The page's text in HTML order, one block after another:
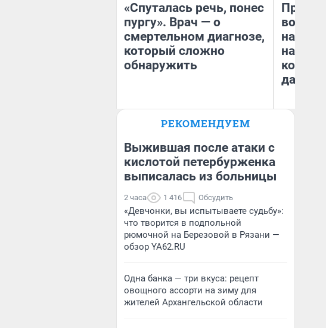
«Спуталась речь, понес
пургу». Врач — о
смертельном диагнозе,
который сложно
обнаружить
Главврач клиники
Волковой»
нам
даже
РЕКОМЕНДУЕМ
Выжившая после атаки с
кислотой петербурженка
выписалась из больницы
2 часа 1 416 Обсудить
«Девчонки, вы испытываете судьбу»:
что творится в подпольной
рюмочной на Березовой в Рязани —
обзор YA62.RU
Одна банка — три вкуса: рецепт
овощного ассорти на зиму для
жителей Архангельской области